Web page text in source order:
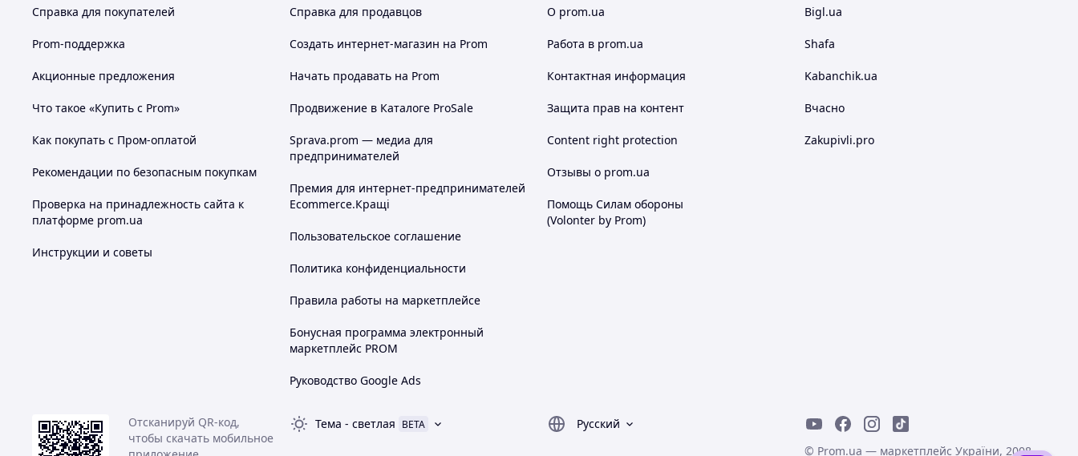
Справка для покупателей
Prom-поддержка
Акционные предложения
Что такое «Купить с Prom»
Как покупать с Пром-оплатой
Рекомендации по безопасным покупкам
Проверка на принадлежность сайта к
платформе prom.ua
Инструкции и советы
Справка для продавцов
Создать интернет-магазин на Prom
Начать продавать на Prom
Продвижение в Каталоге ProSale
Sprava.prom — медиа для
предпринимателей
Премия для интернет-предпринимателей
Ecommerce.Кращі
Пользовательское соглашение
Политика конфиденциальности
Правила работы на маркетплейсе
Бонусная программа электронный
маркетплейс PROM
Руководство Google Ads
О prom.ua
Работа в prom.ua
Контактная информация
Защита прав на контент
Content right protection
Отзывы о prom.ua
Помощь Силам обороны
(Volonter by Prom)
Bigl.ua
Shafa
Kabanchik.ua
Вчасно
Zakupivli.pro
Отсканируй QR-код,
чтобы скачать мобильное
Тема - светлая BETA
Русский
© Prom.ua — маркетплейс України, 2008-